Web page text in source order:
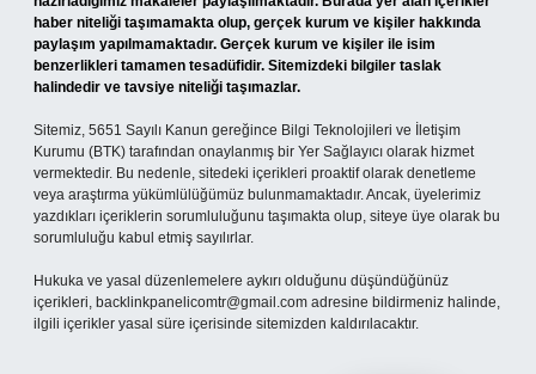
haber niteliği taşımamakta olup, gerçek kurum ve kişiler hakkında
paylaşım yapılmamaktadır. Gerçek kurum ve kişiler ile isim
benzerlikleri tamamen tesadüfidir. Sitemizdeki bilgiler taslak
halindedir ve tavsiye niteliği taşımazlar.
Sitemiz, 5651 Sayılı Kanun gereğince Bilgi Teknolojileri ve İletişim
Kurumu (BTK) tarafından onaylanmış bir Yer Sağlayıcı olarak hizmet
vermektedir. Bu nedenle, sitedeki içerikleri proaktif olarak denetleme
veya araştırma yükümlülüğümüz bulunmamaktadır. Ancak, üyelerimiz
yazdıkları içeriklerin sorumluluğunu taşımakta olup, siteye üye olarak bu
sorumluluğu kabul etmiş sayılırlar.
Hukuka ve yasal düzenlemelere aykırı olduğunu düşündüğünüz
içerikleri, backlinkpanelicomtr@gmail.com adresine bildirmeniz halinde,
ilgili içerikler yasal süre içerisinde sitemizden kaldırılacaktır.